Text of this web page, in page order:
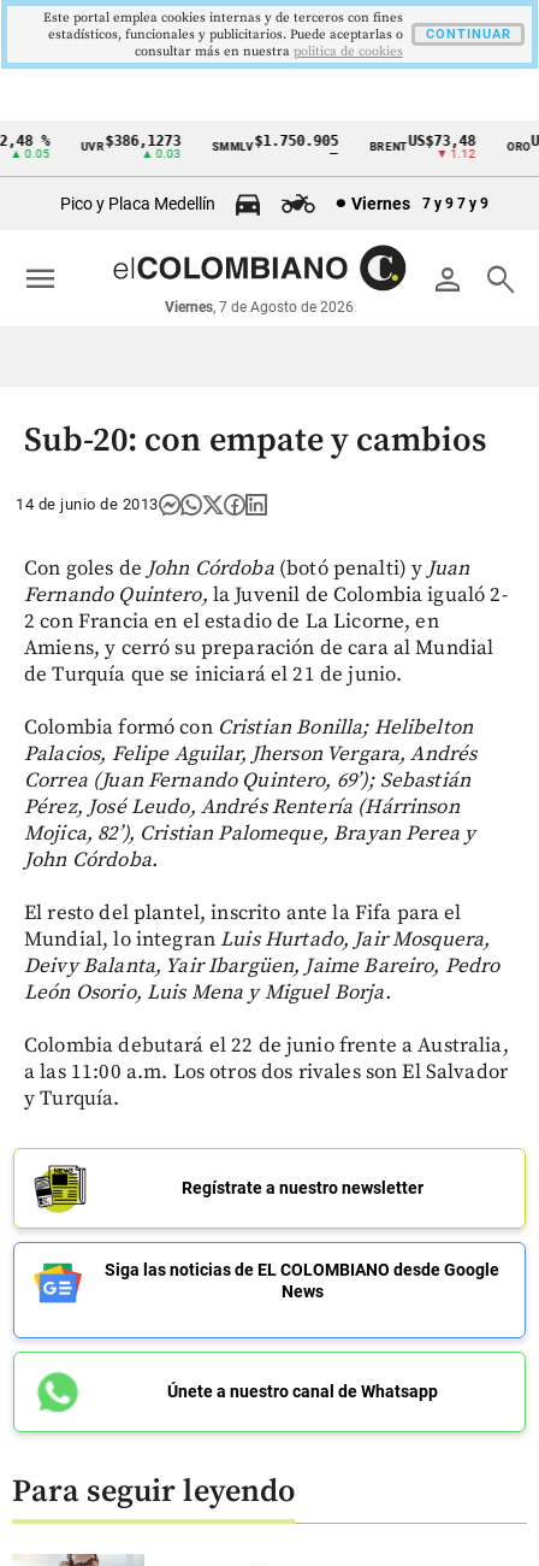
Cintillo
económicos
Colombia
%
0.05
UVR$386,1273
▲ 0.03
SMMLV$1.750.905 BRENTUS$73,48
▼ 1.12
ORO
Pico y Placa Medellín Viernes 7 y 9 7 y 9
person search
Viernes, 7 de Agosto de 2026
menu
Sub-20: con empate y cambios
14 de junio de 2013
Con goles de John Córdoba(botó penalti) y Juan
Fernando Quintero, la Juvenil de Colombia igualó 2-
2 con Francia en el estadio de La Licorne, en
Amiens, y cerró su preparación de cara al Mundial
de Turquía que se iniciará el 21 de junio.
Colombia formó con Cristian Bonilla; Helibelton
Palacios, Felipe Aguilar, Jherson Vergara, Andrés
Correa (Juan Fernando Quintero, 69’); Sebastián
Pérez, José Leudo, Andrés Rentería (Hárrinson
Mojica, 82’), Cristian Palomeque, Brayan Perea y
John Córdoba.
El resto del plantel, inscrito ante la Fifa para el
Mundial, lo integranLuis Hurtado, Jair Mosquera,
Deivy Balanta, Yair Ibargüen, Jaime Bareiro, Pedro
León Osorio, Luis Mena y Miguel Borja.
Colombia debutará el 22 de junio frente a Australia,
a las 11:00 a.m. Los otros dos rivales son El Salvador
y Turquía.
Regístrate a nuestro newsletter
Siga las noticias de EL COLOMBIANO desde Google
News
Únete a nuestro canal de Whatsapp
Para seguir leyendo
Este portal emplea cookies internas y de terceros con fines
estadísticos, funcionales y publicitarios. Puede aceptarlas o
consultar más en nuestra politica de cookies
CONTINUAR